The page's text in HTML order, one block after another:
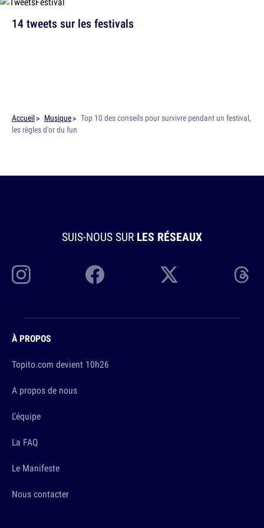
14 tweets sur les festivals
Accueil Musique
Top 10 des conseils pour survivre pendant un festival,
les règles d'or du fun
SUIS-NOUS SUR LES RÉSEAUX
À PROPOS
Topito.com devient 10h26
A propos de nous
L'équipe
La FAQ
Le Manifeste
Nous contacter